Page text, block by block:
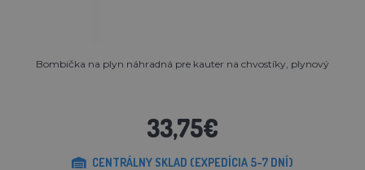
Bombička na plyn náhradná pre kauter na chvostíky, plynový
33,75€
CENTRÁLNY SKLAD (EXPEDÍCIA 5-7 DNÍ)